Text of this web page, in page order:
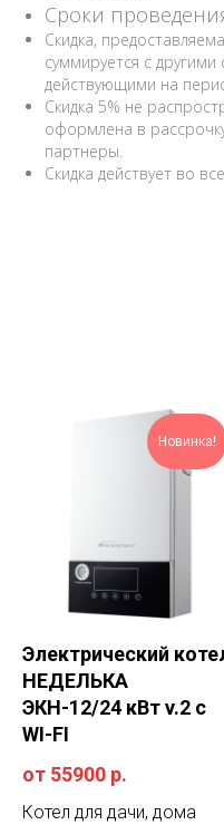
Сроки
Скидка,
суммируется с
действующими на
Скидка 5% не
оформлена в
партнеры.
Скидка действует во
Новинка!
Электрический
НЕДЕЛЬКА
ЭКН-12/24 кВт v.2 с
WI-FI
от 55900 р.
Котел для дачи, дома